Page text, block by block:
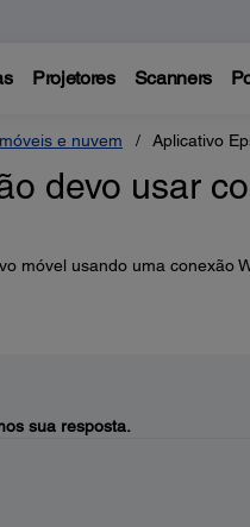
Projetores Scanners
e nuvem Aplicativo
devo usar
móvel usando uma conexão
sua resposta.